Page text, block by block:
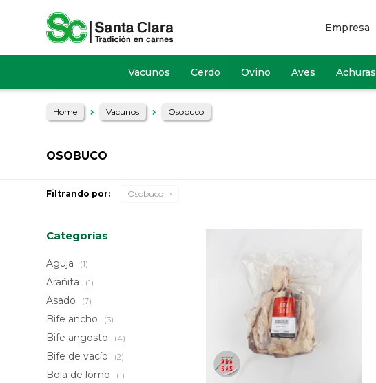
Vacunos Cerdo Ovino Aves Achuras
Empresa
Home Vacunos Osobuco
OSOBUCO
Filtrando por: Osobuco
Categorías
Aguja (1)
Arañita (1)
Asado (7)
Bife ancho (3)
Bife angosto (4)
Bife de vacío (2)
Bola de lomo (1)